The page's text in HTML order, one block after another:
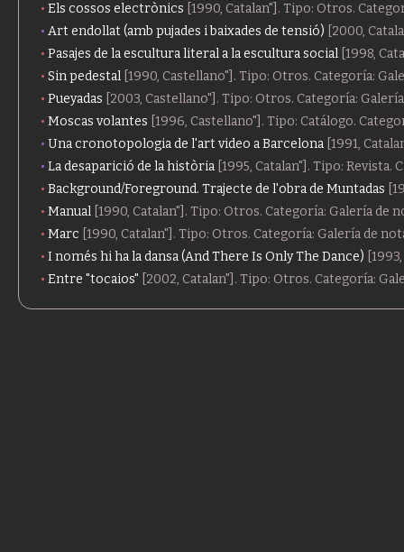
Els cossos electrònics [1990, Catalan"]. Tipo: Otros.
Art endollat (amb pujades i baixades de tensió) [2000,
Pasajes de la escultura literal a la escultura social [1998,
Sin pedestal [1990, Castellano"]. Tipo: Otros. Categoría:
Pueyadas [2003, Castellano"]. Tipo: Otros. Categoría:
Moscas volantes [1996, Castellano"]. Tipo: Catálogo.
Una cronotopologia de l'art video a Barcelona [1991,
La desaparició de la història [1995, Catalan"]. Tipo: Revista.
Background/Foreground. Trajecte de l'obra de Muntadas
Manual [1990, Catalan"]. Tipo: Otros. Categoría: Galería de
Marc [1990, Catalan"]. Tipo: Otros. Categoría: Galería de
I només hi ha la dansa (And There Is Only The Dance)
Entre "tocaios" [2002, Catalan"]. Tipo: Otros. Categoría: